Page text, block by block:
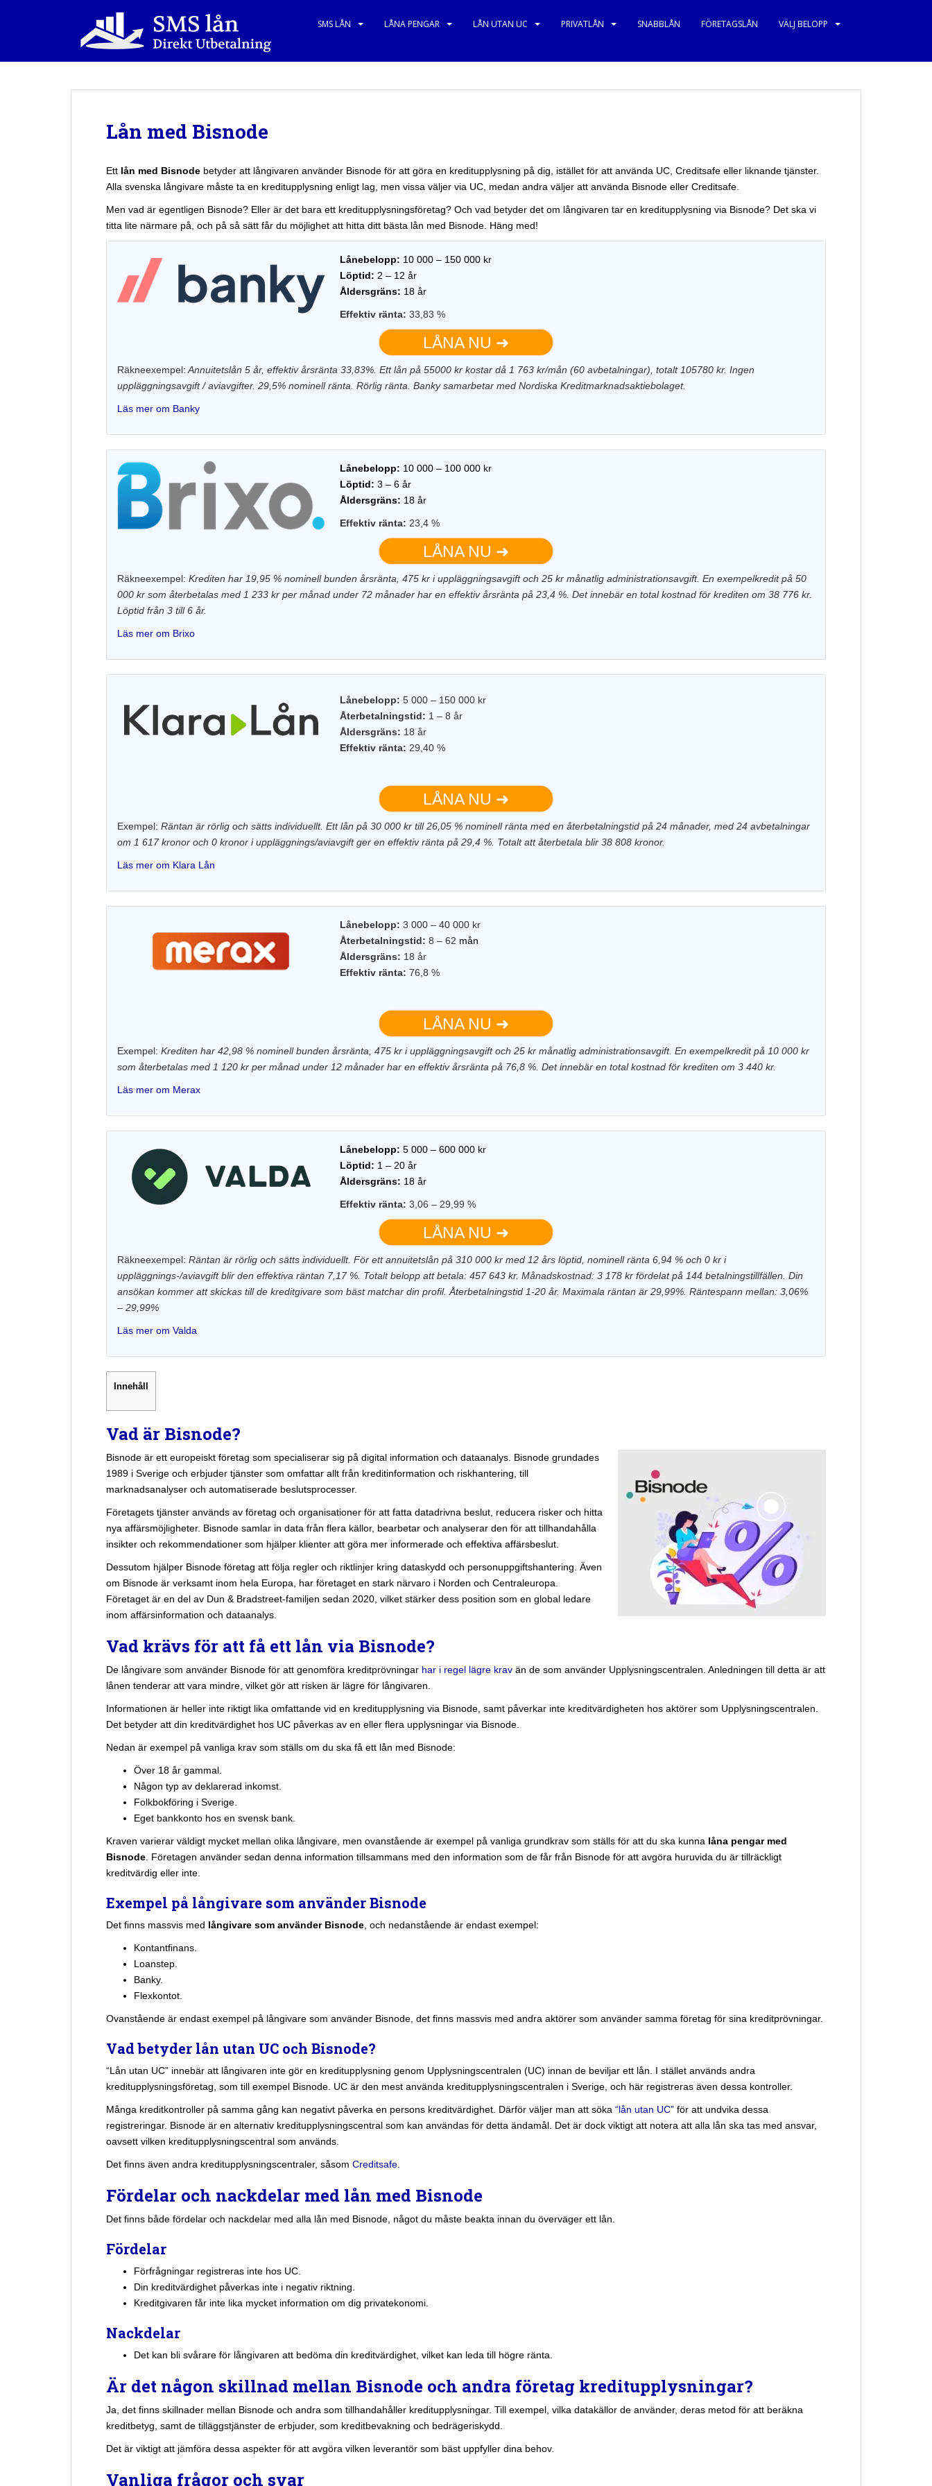
SMS LÅN LÅNA PENGAR LÅN UTAN UC PRIVATLÅN SNABBLÅN FÖRETAGSLÅN VÄLJ BELOPP
Lån med Bisnode
Ett lån med Bisnode betyder att långivaren använder Bisnode för att göra en kreditupplysning på dig, istället för att använda UC, Creditsafe eller liknande tjänster.
Alla svenska långivare måste ta en kreditupplysning enligt lag, men vissa väljer via UC, medan andra väljer att använda Bisnode eller Creditsafe.
Men vad är egentligen Bisnode? Eller är det bara ett kreditupplysningsföretag? Och vad betyder det om långivaren tar en kreditupplysning via Bisnode? Det ska vi
titta lite närmare på, och på så sätt får du möjlighet att hitta ditt bästa lån med Bisnode. Häng med!
Lånebelopp: 10 000 – 150 000 kr
Löptid: 2 – 12 år
Åldersgräns: 18 år
Effektiv ränta: 33,83 %
LÅNA NU ➜
Räkneexempel: Annuitetslån 5 år, effektiv årsränta 33,83%. Ett lån på 55000 kr kostar då 1 763 kr/mån (60 avbetalningar), totalt 105780 kr. Ingen
uppläggningsavgift / aviavgifter. 29,5% nominell ränta. Rörlig ränta. Banky samarbetar med Nordiska Kreditmarknadsaktiebolaget.
Läs mer om Banky
Lånebelopp: 10 000 – 100 000 kr
Löptid: 3 – 6 år
Åldersgräns: 18 år
Effektiv ränta: 23,4 %
LÅNA NU ➜
Räkneexempel: Krediten har 19,95 % nominell bunden årsränta, 475 kr i uppläggningsavgift och 25 kr månatlig administrationsavgift. En exempelkredit på 50
000 kr som återbetalas med 1 233 kr per månad under 72 månader har en effektiv årsränta på 23,4 %. Det innebär en total kostnad för krediten om 38 776 kr.
Löptid från 3 till 6 år.
Läs mer om Brixo
Lånebelopp: 5 000 – 150 000 kr
Återbetalningstid: 1 – 8 år
Åldersgräns: 18 år
Effektiv ränta: 29,40 %
LÅNA NU ➜
Exempel: Räntan är rörlig och sätts individuellt. Ett lån på 30 000 kr till 26,05 % nominell ränta med en återbetalningstid på 24 månader, med 24 avbetalningar
om 1 617 kronor och 0 kronor i uppläggnings/aviavgift ger en effektiv ränta på 29,4 %. Totalt att återbetala blir 38 808 kronor.
Läs mer om Klara Lån
Lånebelopp: 3 000 – 40 000 kr
Återbetalningstid: 8 – 62 mån
Åldersgräns: 18 år
Effektiv ränta: 76,8 %
LÅNA NU ➜
Exempel: Krediten har 42,98 % nominell bunden årsränta, 475 kr i uppläggningsavgift och 25 kr månatlig administrationsavgift. En exempelkredit på 10 000 kr
som återbetalas med 1 120 kr per månad under 12 månader har en effektiv årsränta på 76,8 %. Det innebär en total kostnad för krediten om 3 440 kr.
Läs mer om Merax
Lånebelopp: 5 000 – 600 000 kr
Löptid: 1 – 20 år
Åldersgräns: 18 år
Effektiv ränta: 3,06 – 29,99 %
LÅNA NU ➜
Räkneexempel: Räntan är rörlig och sätts individuellt. För ett annuitetslån på 310 000 kr med 12 års löptid, nominell ränta 6,94 % och 0 kr i
uppläggnings-/aviavgift blir den effektiva räntan 7,17 %. Totalt belopp att betala: 457 643 kr. Månadskostnad: 3 178 kr fördelat på 144 betalningstillfällen. Din
ansökan kommer att skickas till de kreditgivare som bäst matchar din profil. Återbetalningstid 1-20 år. Maximala räntan är 29,99%. Räntespann mellan: 3,06%
– 29,99%
Läs mer om Valda
Innehåll
Vad är Bisnode?
Bisnode är ett europeiskt företag som specialiserar sig på digital information och dataanalys. Bisnode grundades
1989 i Sverige och erbjuder tjänster som omfattar allt från kreditinformation och riskhantering, till
marknadsanalyser och automatiserade beslutsprocesser.
Företagets tjänster används av företag och organisationer för att fatta datadrivna beslut, reducera risker och hitta
nya affärsmöjligheter. Bisnode samlar in data från flera källor, bearbetar och analyserar den för att tillhandahålla
insikter och rekommendationer som hjälper klienter att göra mer informerade och effektiva affärsbeslut.
Dessutom hjälper Bisnode företag att följa regler och riktlinjer kring dataskydd och personuppgiftshantering. Även
om Bisnode är verksamt inom hela Europa, har företaget en stark närvaro i Norden och Centraleuropa.
Företaget är en del av Dun & Bradstreet-familjen sedan 2020, vilket stärker dess position som en global ledare
inom affärsinformation och dataanalys.
Vad krävs för att få ett lån via Bisnode?
De långivare som använder Bisnode för att genomföra kreditprövningar har i regel lägre krav än de som använder Upplysningscentralen. Anledningen till detta är att
lånen tenderar att vara mindre, vilket gör att risken är lägre för långivaren.
Informationen är heller inte riktigt lika omfattande vid en kreditupplysning via Bisnode, samt påverkar inte kreditvärdigheten hos aktörer som Upplysningscentralen.
Det betyder att din kreditvärdighet hos UC påverkas av en eller flera upplysningar via Bisnode.
Nedan är exempel på vanliga krav som ställs om du ska få ett lån med Bisnode:
Över 18 år gammal.
Någon typ av deklarerad inkomst.
Folkbokföring i Sverige.
Eget bankkonto hos en svensk bank.
Kraven varierar väldigt mycket mellan olika långivare, men ovanstående är exempel på vanliga grundkrav som ställs för att du ska kunna låna pengar med
Bisnode . Företagen använder sedan denna information tillsammans med den information som de får från Bisnode för att avgöra huruvida du är tillräckligt
kreditvärdig eller inte.
Exempel på långivare som använder Bisnode
Det finns massvis med långivare som använder Bisnode , och nedanstående är endast exempel:
Kontantfinans.
Loanstep.
Banky.
Flexkontot.
Ovanstående är endast exempel på långivare som använder Bisnode, det finns massvis med andra aktörer som använder samma företag för sina kreditprövningar.
Vad betyder lån utan UC och Bisnode?
“Lån utan UC” innebär att långivaren inte gör en kreditupplysning genom Upplysningscentralen (UC) innan de beviljar ett lån. I stället används andra
kreditupplysningsföretag, som till exempel Bisnode. UC är den mest använda kreditupplysningscentralen i Sverige, och här registreras även dessa kontroller.
Många kreditkontroller på samma gång kan negativt påverka en persons kreditvärdighet. Därför väljer man att söka “lån utan UC” för att undvika dessa
registreringar. Bisnode är en alternativ kreditupplysningscentral som kan användas för detta ändamål. Det är dock viktigt att notera att alla lån ska tas med ansvar,
oavsett vilken kreditupplysningscentral som används.
Det finns även andra kreditupplysningscentraler, såsom Creditsafe
Fördelar och nackdelar med lån med Bisnode
Det finns både fördelar och nackdelar med alla lån med Bisnode, något du måste beakta innan du överväger ett lån.
Fördelar
Förfrågningar registreras inte hos UC.
Din kreditvärdighet påverkas inte i negativ riktning.
Kreditgivaren får inte lika mycket information om dig privatekonomi.
Nackdelar
Det kan bli svårare för långivaren att bedöma din kreditvärdighet, vilket kan leda till högre ränta.
Är det någon skillnad mellan Bisnode och andra företag kreditupplysningar?
Ja, det finns skillnader mellan Bisnode och andra som tillhandahåller kreditupplysningar. Till exempel, vilka datakällor de använder, deras metod för att beräkna
kreditbetyg, samt de tilläggstjänster de erbjuder, som kreditbevakning och bedrägeriskydd.
Det är viktigt att jämföra dessa aspekter för att avgöra vilken leverantör som bäst uppfyller dina behov.
Vanliga frågor och svar